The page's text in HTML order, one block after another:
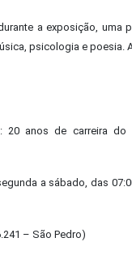
a exposição, uma
psicologia e poesia.
20 anos de carreira
a sábado, das
– São Pedro)